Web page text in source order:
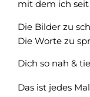
mit dem ich
Die Bilder zu
Die Worte zu
Dich so nah &
Das ist jedes